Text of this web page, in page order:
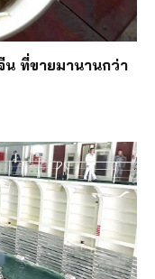
น ที่ขายมานานกว่า